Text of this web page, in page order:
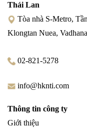
Thái Lan
Tòa nhà S-Metro,
Klongtan Nuea,
02-821-5278
info@hknti.com
Thông tin công ty
Giới thiệu